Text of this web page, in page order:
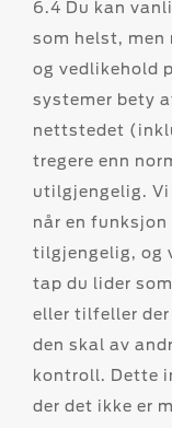
6.4 Du kan
som helst, men
og vedlikehold
systemer bety
nettstedet
tregere enn
utilgjengelig. Vi
når en
tilgjengelig, og
tap du lider
eller tilfeller der
den skal av
kontroll. Dette
der det ikke er